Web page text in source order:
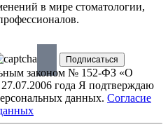
в мире стоматологии,
законом № 152-ФЗ «О
года Я подтверждаю
данных. Согласие